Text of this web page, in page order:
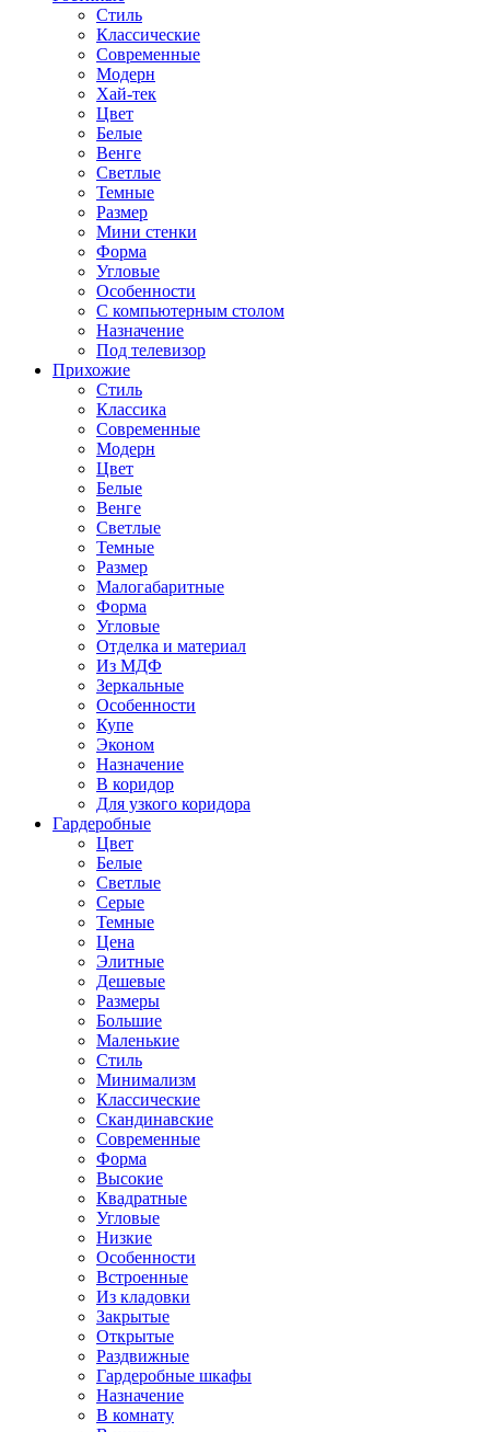
Стиль
Классические
Современные
Модерн
Хай-тек
Цвет
Белые
Венге
Светлые
Темные
Размер
Мини стенки
Форма
Угловые
Особенности
С компьютерным столом
Назначение
Под телевизор
Прихожие
Стиль
Классика
Современные
Модерн
Цвет
Белые
Венге
Светлые
Темные
Размер
Малогабаритные
Форма
Угловые
Отделка и материал
Из МДФ
Зеркальные
Особенности
Купе
Эконом
Назначение
В коридор
Для узкого коридора
Гардеробные
Цвет
Белые
Светлые
Серые
Темные
Цена
Элитные
Дешевые
Размеры
Большие
Маленькие
Стиль
Минимализм
Классические
Скандинавские
Современные
Форма
Высокие
Квадратные
Угловые
Низкие
Особенности
Встроенные
Из кладовки
Закрытые
Открытые
Раздвижные
Гардеробные шкафы
Назначение
В комнату